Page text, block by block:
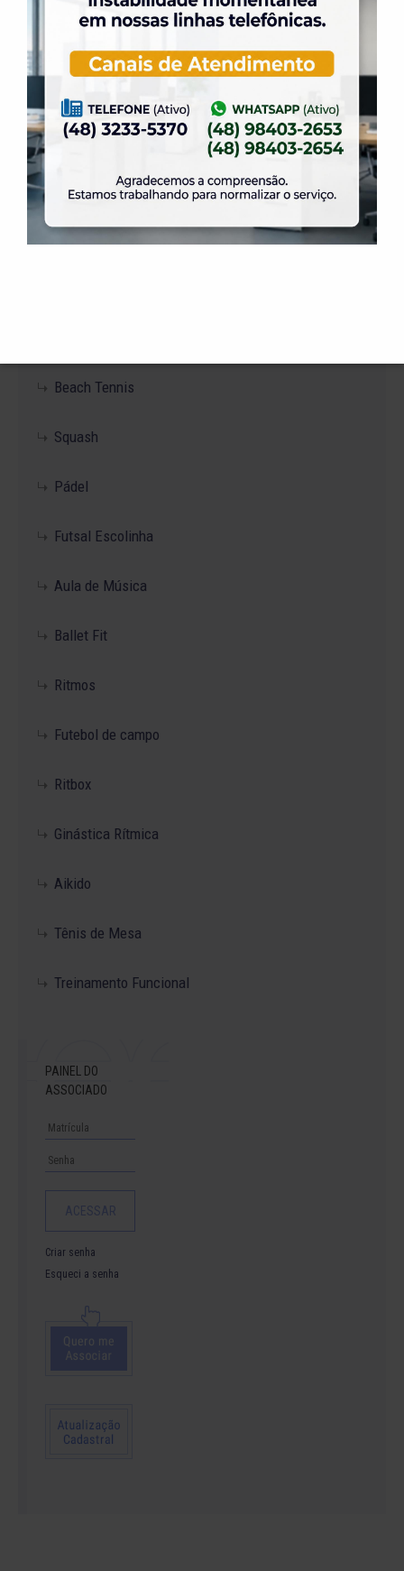
Adaptação ao Meio Líquido
Tênis de Campo
Beach Tennis
Squash
Pádel
Futsal Escolinha
Aula de Música
Ballet Fit
Ritmos
Futebol de campo
Ritbox
Ginástica Rítmica
Aikido
Tênis de Mesa
Treinamento Funcional
PAINEL DO
ASSOCIADO
Criar senha
Esqueci a senha